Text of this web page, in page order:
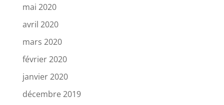
mai 2020
avril 2020
mars 2020
février 2020
janvier 2020
décembre 2019